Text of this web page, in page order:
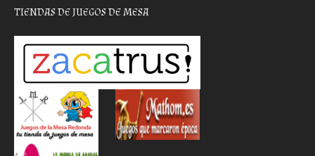
TIENDAS DE JUEGOS DE MESA